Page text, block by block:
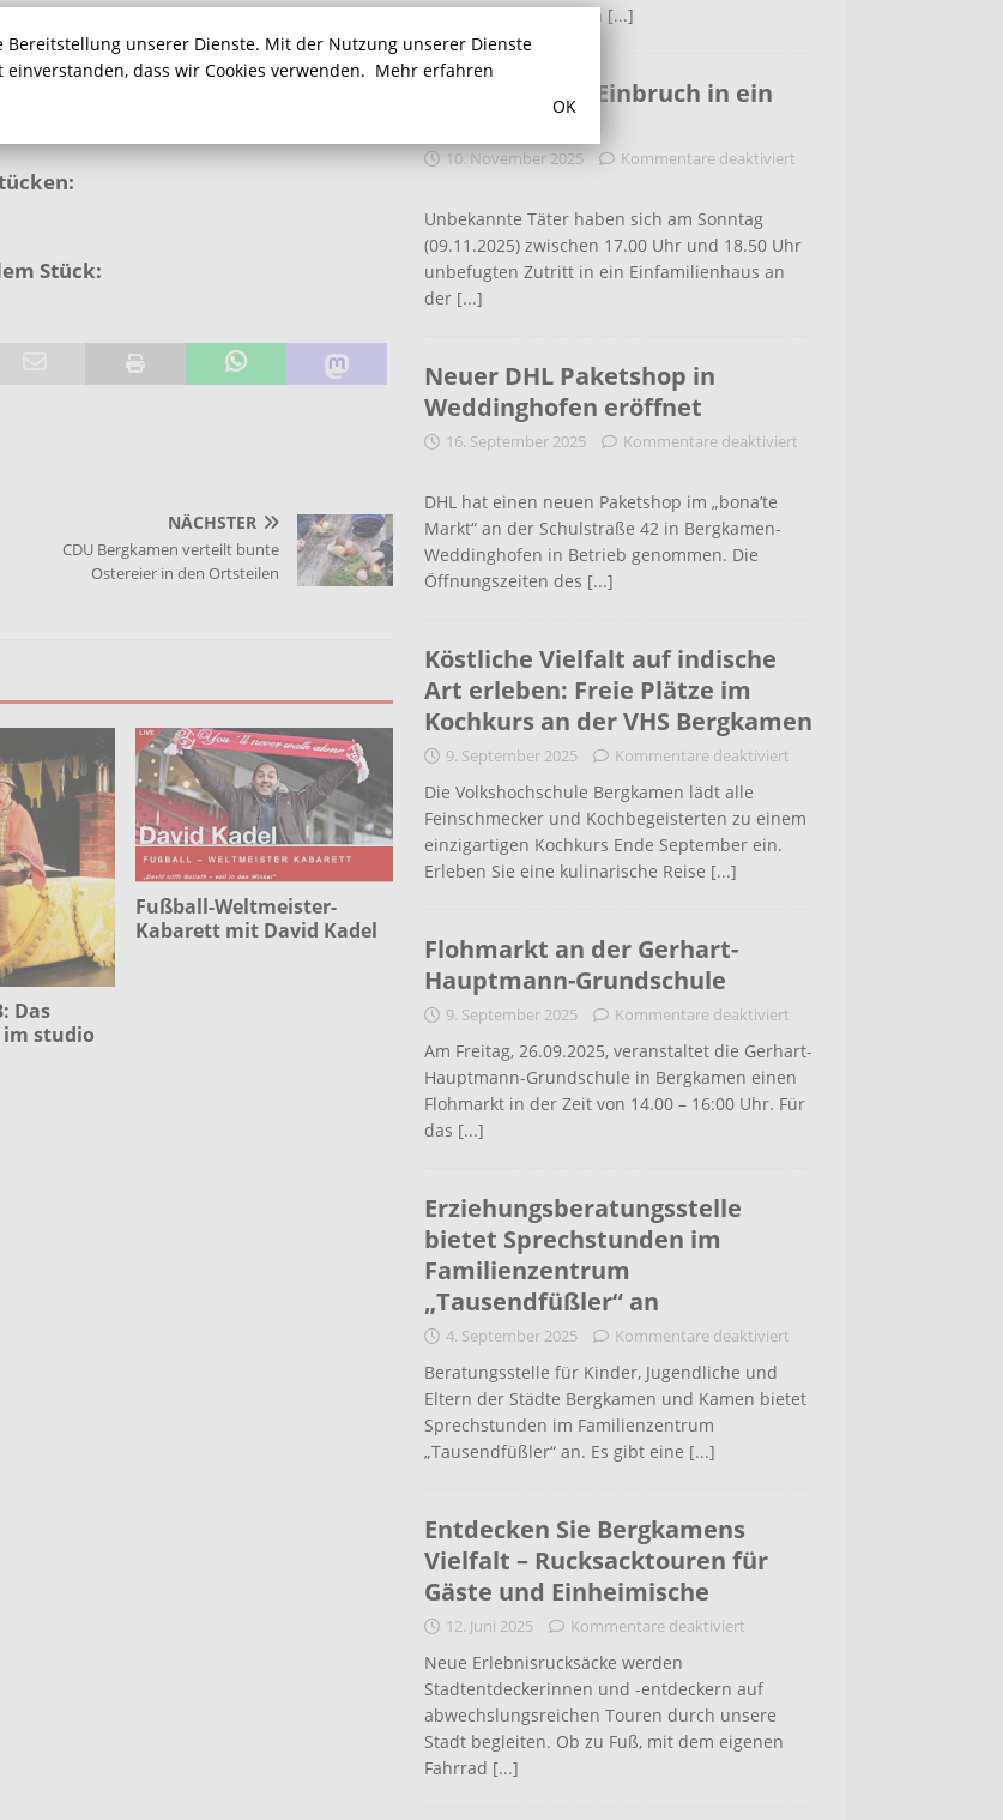
Stücken:
Stück:
NÄCHSTER
CDU Bergkamen verteilt bunte
Ostereier in den Ortsteilen
Das
studio
Fußball-Weltmeister-
Kabarett mit David Kadel
einem Einbruch in ein [...]
Auf der Lette: Einbruch in ein
10. November 2025 Kommentare deaktiviert
Unbekannte Täter haben sich am Sonntag
(09.11.2025) zwischen 17.00 Uhr und 18.50 Uhr
unbefugten Zutritt in ein Einfamilienhaus an
der [...]
Neuer DHL Paketshop in
Weddinghofen eröffnet
16. September 2025 Kommentare deaktiviert
DHL hat einen neuen Paketshop im „bona’te
Markt“ an der Schulstraße 42 in Bergkamen-
Weddinghofen in Betrieb genommen. Die
Öffnungszeiten des [...]
Köstliche Vielfalt auf indische
Art erleben: Freie Plätze im
Kochkurs an der VHS Bergkamen
9. September 2025 Kommentare deaktiviert
Die Volkshochschule Bergkamen lädt alle
Feinschmecker und Kochbegeisterten zu einem
einzigartigen Kochkurs Ende September ein.
Erleben Sie eine kulinarische Reise [...]
Flohmarkt an der Gerhart-
Hauptmann-Grundschule
9. September 2025 Kommentare deaktiviert
Am Freitag, 26.09.2025, veranstaltet die Gerhart-
Hauptmann-Grundschule in Bergkamen einen
Flohmarkt in der Zeit von 14.00 – 16:00 Uhr. Für
das [...]
Erziehungsberatungsstelle
bietet Sprechstunden im
Familienzentrum
„Tausendfüßler“ an
4. September 2025 Kommentare deaktiviert
Beratungsstelle für Kinder, Jugendliche und
Eltern der Städte Bergkamen und Kamen bietet
Sprechstunden im Familienzentrum
„Tausendfüßler“ an. Es gibt eine [...]
Entdecken Sie Bergkamens
Vielfalt – Rucksacktouren für
Gäste und Einheimische
12. Juni 2025 Kommentare deaktiviert
Neue Erlebnisrucksäcke werden
Stadtentdeckerinnen und -entdeckern auf
abwechslungsreichen Touren durch unsere
Stadt begleiten. Ob zu Fuß, mit dem eigenen
Fahrrad [...]
Bereitstellung unserer Dienste. Mit der Nutzung unserer Dienste
dass wir Cookies verwenden. Mehr erfahren
OK